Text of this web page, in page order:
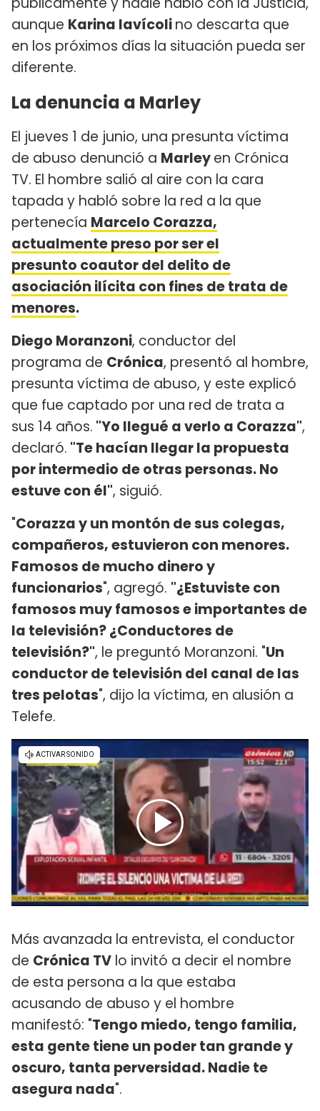
aunque Karina Iavícolino descarta que
en los próximos días la situación pueda ser
diferente.
La denuncia a Marley
El jueves 1 de junio, una presunta víctima
de abuso denunció a Marleyen Crónica
TV. El hombre salió al aire con la cara
tapada y habló sobre la red a la que
pertenecía Marcelo Corazza,
actualmente preso por ser el
presunto coautor del delito de
asociación ilícita con fines de trata de
menores.
Diego Moranzoni, conductor del
programa de Crónica, presentó al hombre,
presunta víctima de abuso, y este explicó
que fue captado por una red de trata a
sus 14 años. "Yo llegué a verlo a Corazza",
declaró. "Te hacían llegar la propuesta
por intermedio de otras personas. No
estuve con él", siguió.
"Corazza y un montón de sus colegas,
compañeros, estuvieron con menores.
Famosos de mucho dinero y
funcionarios", agregó. "¿Estuviste con
famosos muy famosos e importantes de
la televisión? ¿Conductores de
televisión?", le preguntó Moranzoni. "Un
conductor de televisión del canal de las
tres pelotas", dijo la víctima, en alusión a
Telefe.
Más avanzada la entrevista, el conductor
de Crónica TV lo invitó a decir el nombre
de esta persona a la que estaba
acusando de abuso y el hombre
manifestó: "Tengo miedo, tengo familia,
esta gente tiene un poder tan grande y
oscuro, tanta perversidad. Nadie te
asegura nada".